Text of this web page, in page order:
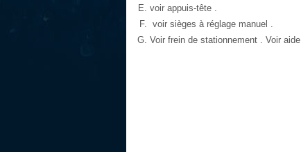
voir appuis-tête .
voir sièges à réglage manuel .
Voir frein de stationnement . Voir